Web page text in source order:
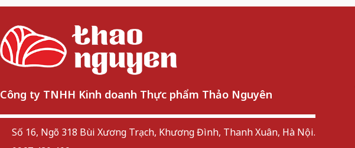
Công ty TNHH Kinh doanh Thực phẩm Thảo Nguyên
Số 16, Ngõ 318 Bùi Xương Trạch, Khương Đình, Thanh Xuân, Hà Nội.